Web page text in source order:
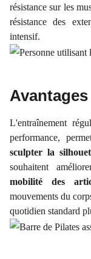
résistance sur les
résistance des
intensif.
L'entraînement
performance,
sculpter la
souhaitent
mobilité des
mouvements du
quotidien standard